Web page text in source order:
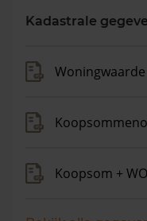
verkocht. De
gestegen.
Kadastrale
Koopsom +